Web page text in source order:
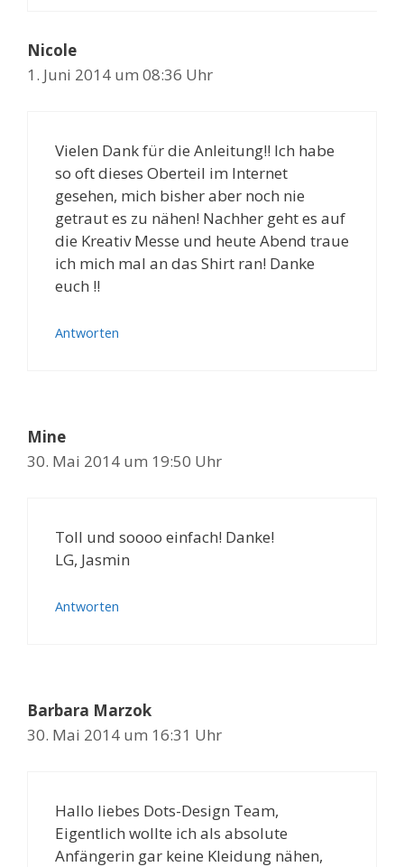
Nicole
1. Juni 2014 um 08:36 Uhr
Vielen Dank für die Anleitung!! Ich habe
so oft dieses Oberteil im Internet
gesehen, mich bisher aber noch nie
getraut es zu nähen! Nachher geht es auf
die Kreativ Messe und heute Abend traue
ich mich mal an das Shirt ran! Danke
euch !!
Antworten
Mine
30. Mai 2014 um 19:50 Uhr
Toll und soooo einfach! Danke!
LG, Jasmin
Antworten
Barbara Marzok
30. Mai 2014 um 16:31 Uhr
Hallo liebes Dots-Design Team,
Eigentlich wollte ich als absolute
Anfängerin gar keine Kleidung nähen,